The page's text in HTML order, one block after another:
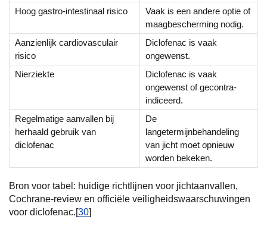
Hoog gastro-intestinaal risico
Vaak is een andere optie of
maagbescherming nodig.
Aanzienlijk cardiovasculair
risico
Diclofenac is vaak
ongewenst.
Nierziekte
Diclofenac is vaak
ongewenst of gecontra-
indiceerd.
Regelmatige aanvallen bij
herhaald gebruik van
diclofenac
De
langetermijnbehandeling
van jicht moet opnieuw
worden bekeken.
Bron voor tabel: huidige richtlijnen voor jichtaanvallen,
Cochrane-review en officiële veiligheidswaarschuwingen
voor diclofenac.[30]